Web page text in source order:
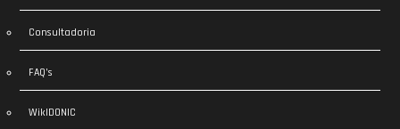
Consultadoria
FAQ’s
WikIDONIC